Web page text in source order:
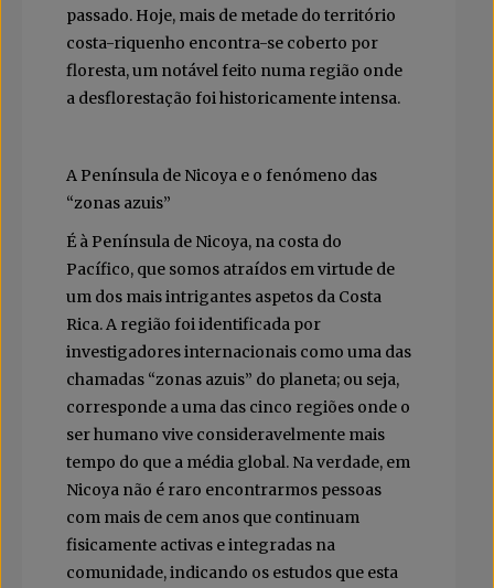
passado. Hoje, mais de metade do território
costa-riquenho encontra-se coberto por
floresta, um notável feito numa região onde
a desflorestação foi historicamente intensa.
A Península de Nicoya e o fenómeno das
“zonas azuis”
É à Península de Nicoya, na costa do
Pacífico, que somos atraídos em virtude de
um dos mais intrigantes aspetos da Costa
Rica. A região foi identificada por
investigadores internacionais como uma das
chamadas “zonas azuis” do planeta; ou seja,
corresponde a uma das cinco regiões onde o
ser humano vive consideravelmente mais
tempo do que a média global. Na verdade, em
Nicoya não é raro encontrarmos pessoas
com mais de cem anos que continuam
fisicamente activas e integradas na
comunidade, indicando os estudos que esta